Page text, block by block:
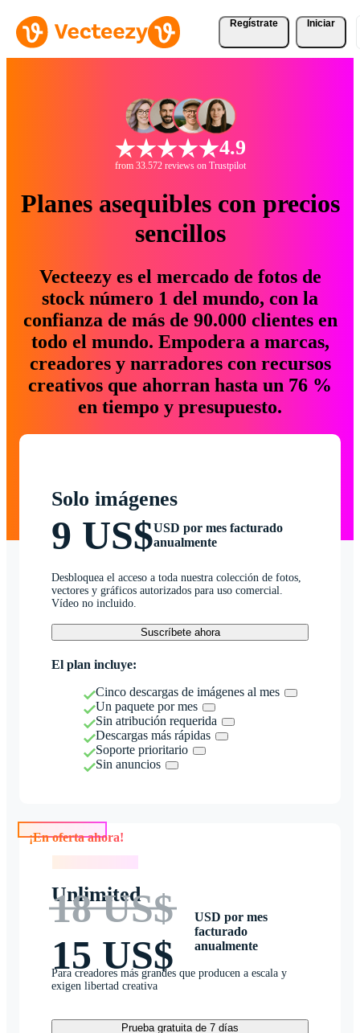
Regístrate Iniciar
4.9
from 33.572 reviews on Trustpilot
Planes asequibles con precios
sencillos
Vecteezy es el mercado de fotos de
stock número 1 del mundo, con la
confianza de más de 90.000 clientes en
todo el mundo. Empodera a marcas,
creadores y narradores con recursos
creativos que ahorran hasta un 76 %
en tiempo y presupuesto.
Solo imágenes
9 US$USD por mes facturado
anualmente
Desbloquea el acceso a toda nuestra colección de fotos,
vectores y gráficos autorizados para uso comercial.
Vídeo no incluido.
Suscríbete ahora
El plan incluye:
Cinco descargas de imágenes al mes
Un paquete por mes
Sin atribución requerida
Descargas más rápidas
Soporte prioritario
Sin anuncios
Unlimited
18 US$
15 US$
USD por mes
facturado
anualmente
Para creadores más grandes que producen a escala y
exigen libertad creativa
Prueba gratuita de 7 días